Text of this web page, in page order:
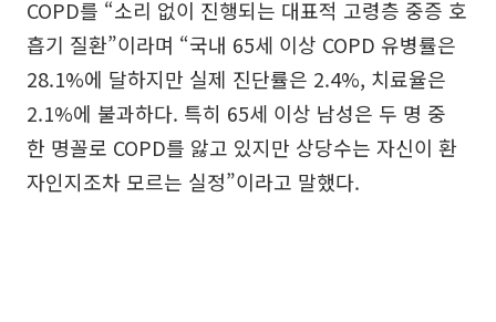
COPD를 “소리 없이 진행되는 대표적 고령층 중증 호
흡기 질환”이라며 “국내 65세 이상 COPD 유병률은
28.1%에 달하지만 실제 진단률은 2.4%, 치료율은
2.1%에 불과하다. 특히 65세 이상 남성은 두 명 중
한 명꼴로 COPD를 앓고 있지만 상당수는 자신이 환
자인지조차 모르는 실정”이라고 말했다.